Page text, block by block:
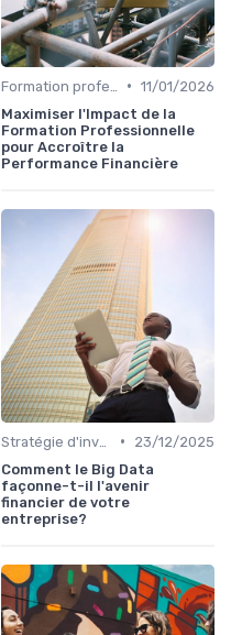
• 11/01/2026
Maximiser l'Impact de la
Formation Professionnelle
pour Accroître la
Performance Financière
•
23/12/2025
Comment le Big Data
façonne-t-il l'avenir
financier de votre
entreprise?